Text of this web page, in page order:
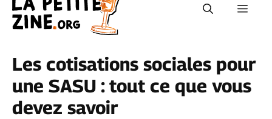
contenu
Les cotisations sociales pour
une SASU : tout ce que vous
devez savoir